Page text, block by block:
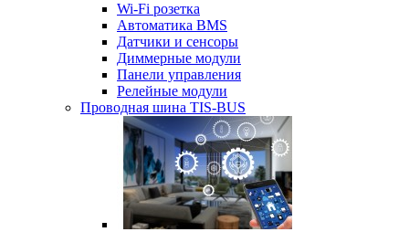
Wi-Fi розетка
Автоматика BMS
Датчики и сенсоры
Диммерные модули
Панели управления
Релейные модули
Проводная шина TIS-BUS